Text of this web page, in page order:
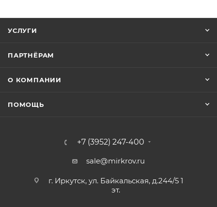
УСЛУГИ
ПАРТНЁРАМ
О КОМПАНИИ
ПОМОЩЬ
+7 (3952) 247-400
sale@mirkrov.ru
г. Иркутск, ул. Байкальская, д.244/5 1
эт.